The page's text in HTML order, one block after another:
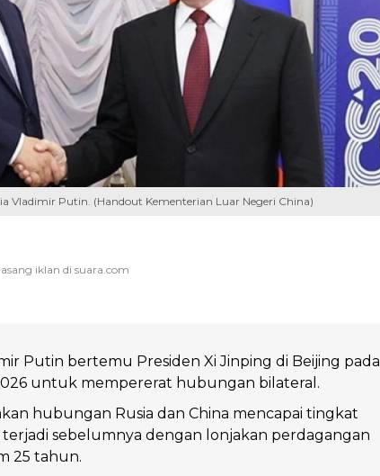
Vladimir Putin. (Handout Kementerian Luar Negeri China)
Putin bertemu Presiden Xi Jinping di Beijing pada
untuk mempererat hubungan bilateral.
hubungan Rusia dan China mencapai tingkat
sebelumnya dengan lonjakan perdagangan
25 tahun.